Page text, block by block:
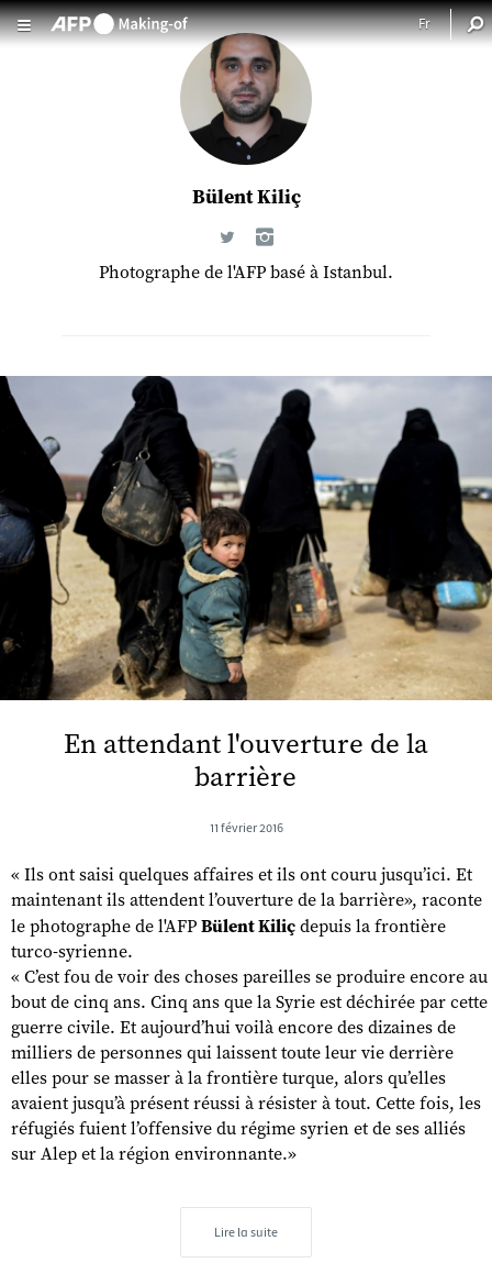
Bülent Kiliç
Photographe de l'AFP basé à Istanbul.
En attendant l'ouverture de la
barrière
11 février 2016
« Ils ont saisi quelques affaires et ils ont couru jusqu’ici. Et
maintenant ils attendent l’ouverture de la barrière», raconte
le photographe de l'AFP Bülent Kiliç depuis la frontière
turco-syrienne.
« C’est fou de voir des choses pareilles se produire encore au
bout de cinq ans. Cinq ans que la Syrie est déchirée par cette
guerre civile. Et aujourd’hui voilà encore des dizaines de
milliers de personnes qui laissent toute leur vie derrière
elles pour se masser à la frontière turque, alors qu’elles
avaient jusqu’à présent réussi à résister à tout. Cette fois, les
réfugiés fuient l’offensive du régime syrien et de ses alliés
sur Alep et la région environnante.»
Lire la suite